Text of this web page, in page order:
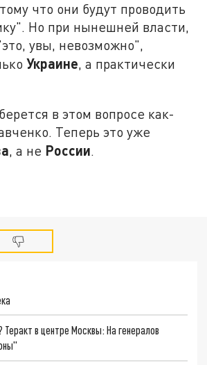
что они будут проводить
Но при нынешней власти,
увы, невозможно",
Украине, а практически
в этом вопросе как-
Теперь это уже
, а не России.
в центре Москвы: На генералов